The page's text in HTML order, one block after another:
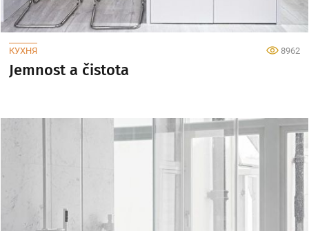
КУХНЯ 8962
Jemnost a čistota